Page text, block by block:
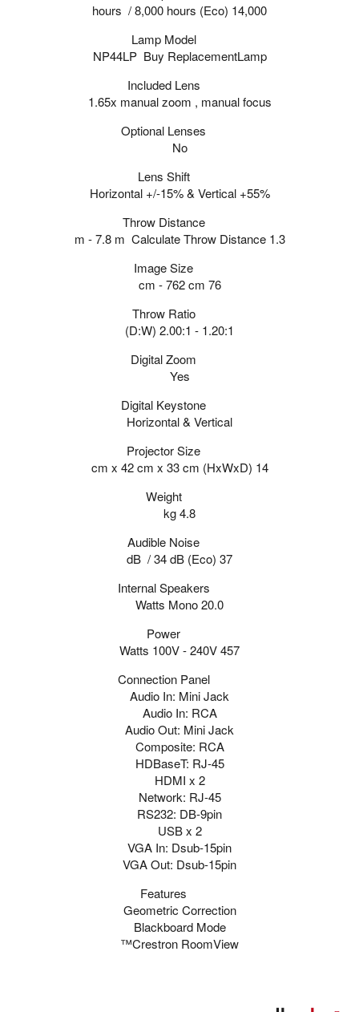
14,000 hours / 8,000 hours
(Eco)
Lamp Model
NP44LP Buy ReplacementLamp
Included Lens
1.65x manual zoom , manual focus
Optional Lenses
No
Lens Shift
Horizontal +/-15% & Vertical +55%
Throw Distance
1.3 m - 7.8 m Calculate Throw Distance
Image Size
76 cm - 762 cm
Throw Ratio
1.20:1 - 2.00:1
(D:W)
Digital Zoom
Yes
Digital Keystone
Horizontal & Vertical
Projector Size
14 cm x 42 cm x 33 cm
(HxWxD)
Weight
4.8 kg
Audible Noise
37 dB / 34 dB
(Eco)
Internal Speakers
20.0 Watts Mono
Power
457 Watts 100V - 240V
Connection Panel
Audio In: Mini Jack
Audio In: RCA
Audio Out: Mini Jack
Composite: RCA
HDBaseT: RJ-45
HDMI x 2
Network: RJ-45
RS232: DB-9pin
USB x 2
VGA In: Dsub-15pin
VGA Out: Dsub-15pin
Features
Geometric Correction
Blackboard Mode
Crestron RoomView™